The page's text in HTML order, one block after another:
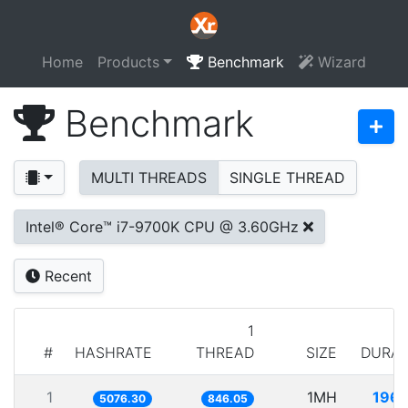
Home Products Benchmark Wizard
Benchmark
MULTI THREADS SINGLE THREAD
Intel® Core™ i7-9700K CPU @ 3.60GHz
Recent
# HASHRATE
1
THREAD
SIZE
1 5076.30 846.05 1MH